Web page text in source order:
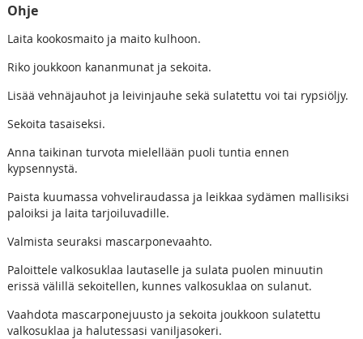
Ohje
Laita kookosmaito ja maito kulhoon.
Riko joukkoon kananmunat ja sekoita.
Lisää vehnäjauhot ja leivinjauhe sekä sulatettu voi tai rypsiöljy.
Sekoita tasaiseksi.
Anna taikinan turvota mielellään puoli tuntia ennen
kypsennystä.
Paista kuumassa vohveliraudassa ja leikkaa sydämen mallisiksi
paloiksi ja laita tarjoiluvadille.
Valmista seuraksi mascarponevaahto.
Paloittele valkosuklaa lautaselle ja sulata puolen minuutin
erissä välillä sekoitellen, kunnes valkosuklaa on sulanut.
Vaahdota mascarponejuusto ja sekoita joukkoon sulatettu
valkosuklaa ja halutessasi vaniljasokeri.